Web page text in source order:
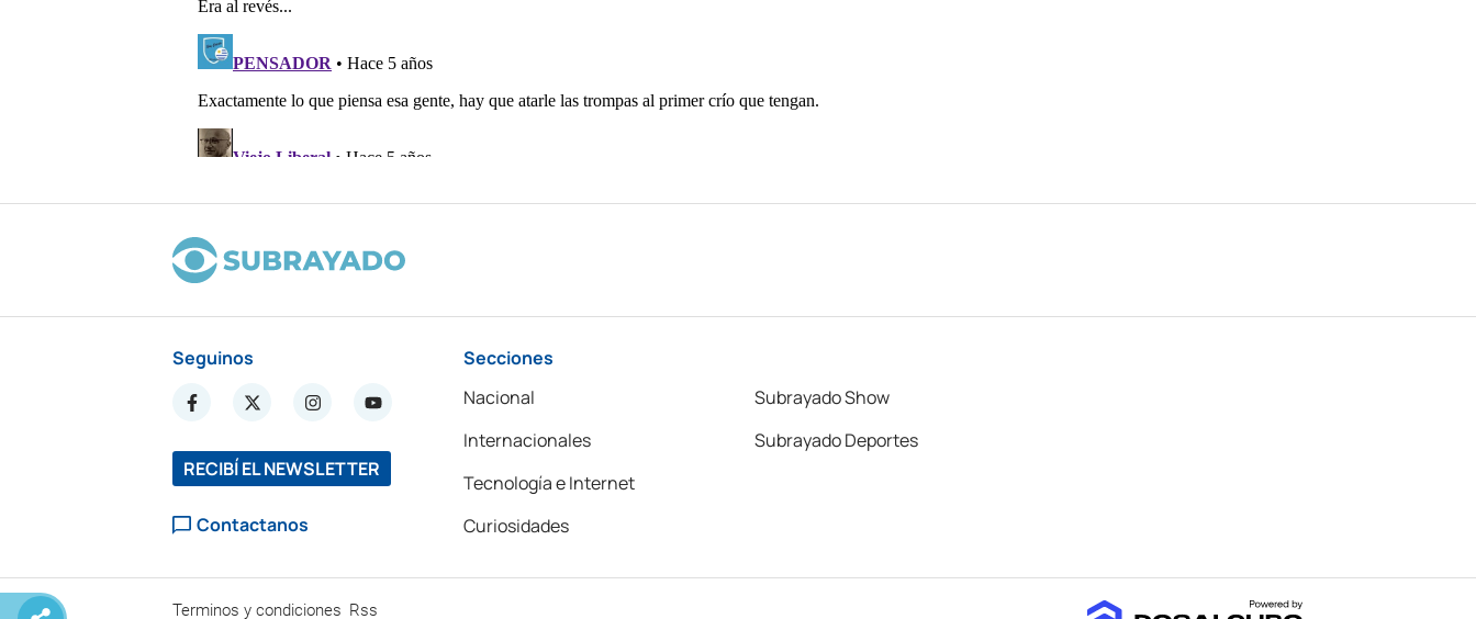
Seguinos
RECIBÍ EL NEWSLETTER
Contactanos
Secciones
Nacional
Internacionales
Tecnología e Internet
Curiosidades
Subrayado Show
Subrayado Deportes
Terminos y condiciones Rss